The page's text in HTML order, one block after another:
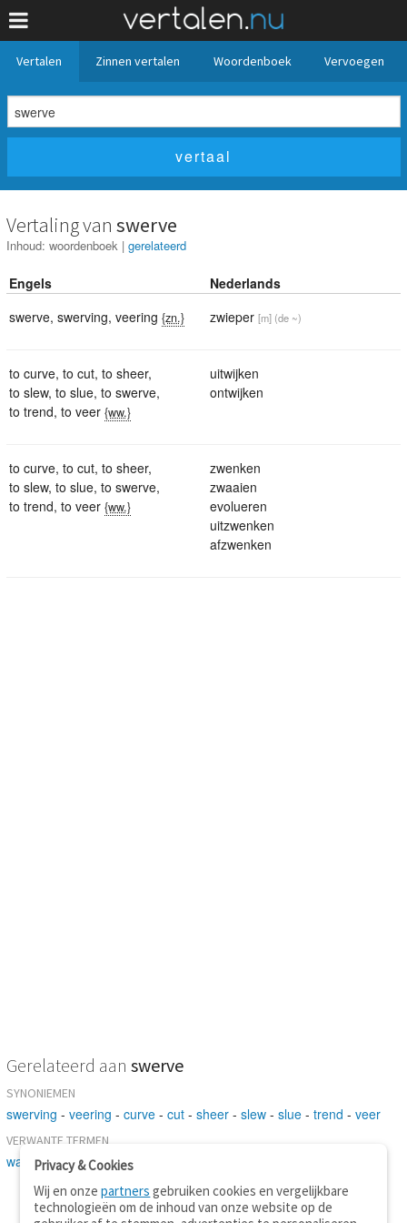
Vertalen Zinnen vertalen Woordenboek Vervoegen
Vertaling van swerve
Inhoud: woordenboek | gerelateerd
Engels
Nederlands
swerve, swerving, veering {zn.} zwieper [m] (de ~)
to curve, to cut, to sheer,
to slew, to slue, to swerve,
to trend, to veer {ww.}
uitwijken
ontwijken
to curve, to cut, to sheer,
to slew, to slue, to swerve,
to trend, to veer {ww.}
zwenken
zwaaien
evolueren
uitzwenken
afzwenken
Gerelateerd aan swerve
SYNONIEMEN
swerving - veering - curve - cut - sheer - slew - slue - trend - veer
VERWANTE TERMEN
wallop-go-turn
Privacy & Cookies
Wij en onzepartners gebruiken cookies en vergelijkbare
technologieën om de inhoud van onze website op de